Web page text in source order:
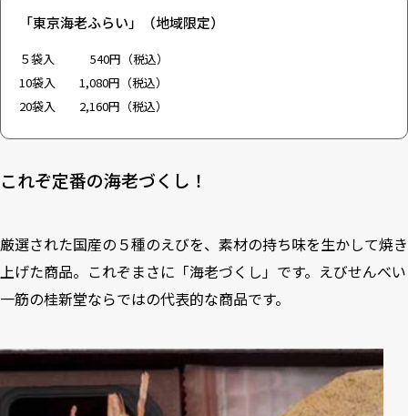
「東京海老ふらい」（地域限定）
５袋入 540円（税込）
10袋入 1,080円（税込）
20袋入 2,160円（税込）
これぞ定番の海老づくし！
厳選された国産の５種のえびを、素材の持ち味を生かして焼き
上げた商品。これぞまさに「海老づくし」です。えびせんべい
一筋の桂新堂ならではの代表的な商品です。